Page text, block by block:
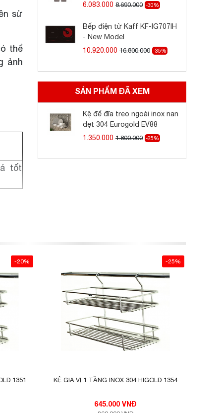
sử
thể
ảnh
tốt
6.083.000 8.690.000 -30%
Bếp điện từ Kaff KF-IG707IH
- New Model
10.920.000 16.800.000 -35%
SẢN PHẨM ĐÃ XEM
Kệ để đĩa treo ngoài inox nan
dẹt 304 Eurogold EV88
1.350.000 1.800.000 -25%
-20%
1351
-25%
KỆ GIA VỊ 1 TẦNG INOX 304 HIGOLD 1354
645.000 VNĐ